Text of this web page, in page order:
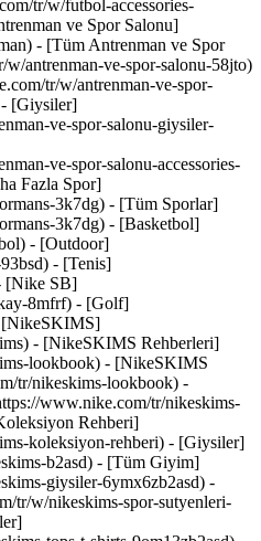
tr/w/futbol-accessories-
ve Spor Salonu]
- [Tüm Antrenman ve Spor
antrenman-ve-spor-salonu-58jto)
tr/w/antrenman-ve-spor-
[Giysiler]
ve-spor-salonu-giysiler-
ve-spor-salonu-accessories-
Fazla Spor]
3k7dg) - [Tüm Sporlar]
3k7dg) - [Basketbol]
- [Outdoor]
- [Tenis]
[Nike SB]
8mfrf) - [Golf]
[NikeSKIMS]
- [NikeSKIMS Rehberleri]
lookbook) - [NikeSKIMS
tr/nikeskims-lookbook) -
www.nike.com/tr/nikeskims-
Rehberi]
koleksiyon-rehberi) - [Giysiler]
b2asd) - [Tüm Giyim]
giysiler-6ymx6zb2asd) -
tr/w/nikeskims-spor-sutyenleri-